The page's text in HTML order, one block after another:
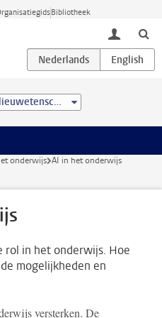
Bibliotheek
toggle
Centrum voor Milieuwetenschappen Leiden (CML)
onderwijs AI in het onderwijs
rol in het onderwijs. Hoe
mogelijkheden en
versterken. De